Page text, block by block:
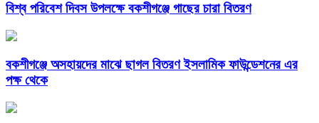
বিশ্ব পরিবেশ দিবস উপলক্ষে বকশীগঞ্জে গাছের চারা বিতরণ
বকশীগঞ্জে অসহায়দের মাঝে ছাগল বিতরণ ইসলামিক ফাউন্ডেশনের এর
পক্ষ থেকে